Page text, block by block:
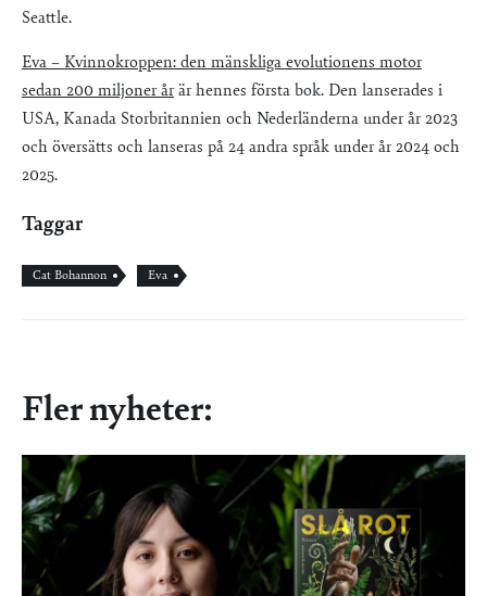
Seattle.
Eva – Kvinnokroppen: den mänskliga evolutionens motor
sedan 200 miljoner årär hennes första bok. Den lanserades i
USA, Kanada Storbritannien och Nederländerna under år 2023
och översätts och lanseras på 24 andra språk under år 2024 och
2025.
Taggar
Cat Bohannon Eva
Fler nyheter: